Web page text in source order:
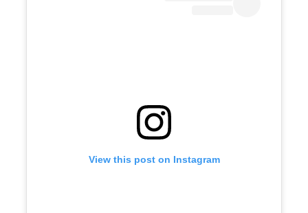
View this post on Instagram